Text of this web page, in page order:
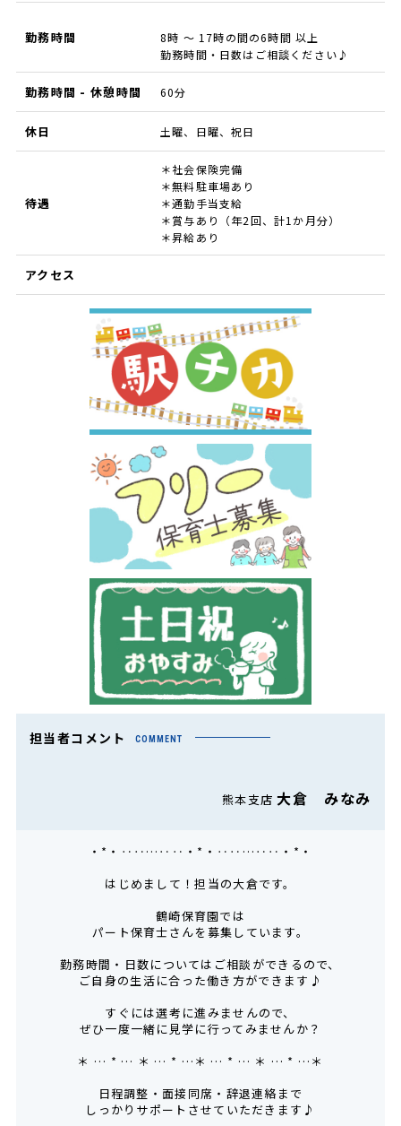
勤務時間
8時 ～ 17時の間の6時間 以上
勤務時間・日数はご相談ください♪
勤務時間 - 休憩時間 60分
休日 土曜、日曜、祝日
待遇
＊社会保険完備
＊無料駐車場あり
＊通勤手当支給
＊賞与あり（年2回、計1か月分）
＊昇給あり
アクセス
担当者コメント COMMENT
熊本支店大倉 みなみ
・*・‥‥…‥‥・*・‥‥…‥‥・*・
はじめまして！担当の大倉です。
鶴崎保育園では
パート保育士さんを募集しています。
勤務時間・日数についてはご相談ができるので、
ご自身の生活に合った働き方ができます♪
すぐには選考に進みませんので、
ぜひ一度一緒に見学に行ってみませんか？
＊ … * … ＊ … * …＊ … * … ＊ … * …＊
日程調整・面接同席・辞退連絡まで
しっかりサポートさせていただきます♪